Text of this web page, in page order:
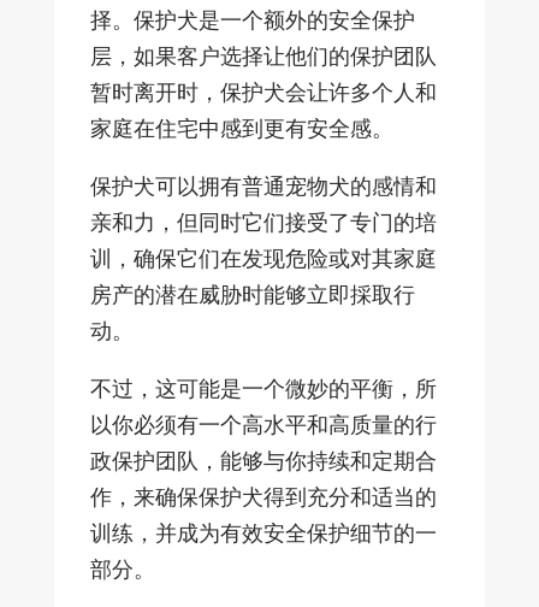
择。保护犬是一个额外的安全保护
层，如果客户选择让他们的保护团队
暂时离开时，保护犬会让许多个人和
家庭在住宅中感到更有安全感。
保护犬可以拥有普通宠物犬的感情和
亲和力，但同时它们接受了专门的培
训，确保它们在发现危险或对其家庭
房产的潜在威胁时能够立即採取行
动。
不过，这可能是一个微妙的平衡，所
以你必须有一个高水平和高质量的行
政保护团队，能够与你持续和定期合
作，来确保保护犬得到充分和适当的
训练，并成为有效安全保护细节的一
部分。